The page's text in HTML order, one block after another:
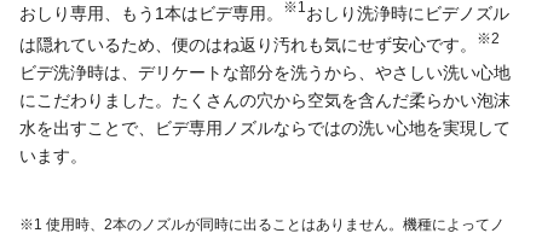
おしり専用、もう1本はビデ専用。
※1 おしり洗浄時にビデノズル
は隠れているため、便のはね返り汚れも気にせず安心です。
※2
ビデ洗浄時は、デリケートな部分を洗うから、やさしい洗い心地
にこだわりました。たくさんの穴から空気を含んだ柔らかい泡沫
水を出すことで、ビデ専用ノズルならではの洗い心地を実現して
います。
※1 使用時、2本のノズルが同時に出ることはありません。機種によってノ